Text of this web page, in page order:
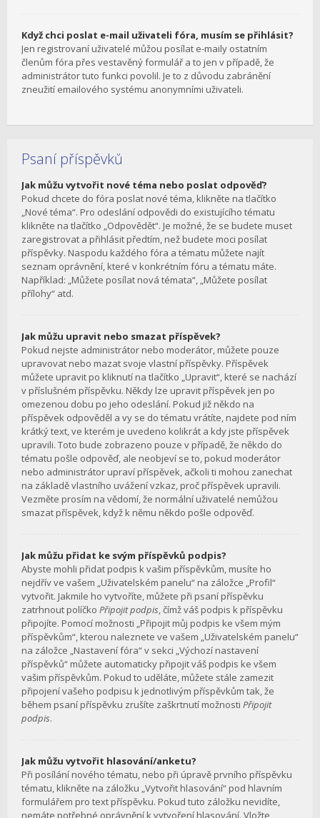
Když chci poslat e-mail uživateli fóra, musím se přihlásit?
Jen registrovaní uživatelé můžou posílat e-maily ostatním
členům fóra přes vestavěný formulář a to jen v případě, že
administrátor tuto funkci povolil. Je to z důvodu zabránění
zneužití emailového systému anonymními uživateli.
Psaní příspěvků
Jak můžu vytvořit nové téma nebo poslat odpověď?
Pokud chcete do fóra poslat nové téma, klikněte na tlačítko
„Nové téma“. Pro odeslání odpovědi do existujícího tématu
klikněte na tlačítko „Odpovědět“. Je možné, že se budete muset
zaregistrovat a přihlásit předtím, než budete moci posílat
příspěvky. Naspodu každého fóra a tématu můžete najít
seznam oprávnění, které v konkrétním fóru a tématu máte.
Například: „Můžete posílat nová témata“, „Můžete posílat
přílohy“ atd.
Jak můžu upravit nebo smazat příspěvek?
Pokud nejste administrátor nebo moderátor, můžete pouze
upravovat nebo mazat svoje vlastní příspěvky. Příspěvek
můžete upravit po kliknutí na tlačítko „Upravit“, které se nachází
v příslušném příspěvku. Někdy lze upravit příspěvek jen po
omezenou dobu po jeho odeslání. Pokud již někdo na
příspěvek odpověděl a vy se do tématu vrátíte, najdete pod ním
krátký text, ve kterém je uvedeno kolikrát a kdy jste příspěvek
upravili. Toto bude zobrazeno pouze v případě, že někdo do
tématu pošle odpověď, ale neobjeví se to, pokud moderátor
nebo administrátor upraví příspěvek, ačkoli ti mohou zanechat
na základě vlastního uvážení vzkaz, proč příspěvek upravili.
Vezměte prosím na vědomí, že normální uživatelé nemůžou
smazat příspěvek, když k němu někdo pošle odpověď.
Jak můžu přidat ke svým příspěvků podpis?
Abyste mohli přidat podpis k vašim příspěvkům, musíte ho
nejdřív ve vašem „Uživatelském panelu“ na záložce „Profil“
vytvořit. Jakmile ho vytvoříte, můžete při psaní příspěvku
zatrhnout políčko Připojit podpis, čímž váš podpis k příspěvku
připojíte. Pomocí možnosti „Připojit můj podpis ke všem mým
příspěvkům“, kterou naleznete ve vašem „Uživatelském panelu“
na záložce „Nastavení fóra“ v sekci „Výchozí nastavení
příspěvků“ můžete automaticky připojit váš podpis ke všem
vašim příspěvkům. Pokud to uděláte, můžete stále zamezit
připojení vašeho podpisu k jednotlivým příspěvkům tak, že
během psaní příspěvku zrušíte zaškrtnutí možnosti Připojit
podpis.
Jak můžu vytvořit hlasování/anketu?
Při posílání nového tématu, nebo při úpravě prvního příspěvku
tématu, klikněte na záložku „Vytvořit hlasování“ pod hlavním
formulářem pro text příspěvku. Pokud tuto záložku nevidíte,
nemáte potřebné oprávnění k vytvoření hlasování. Vložte